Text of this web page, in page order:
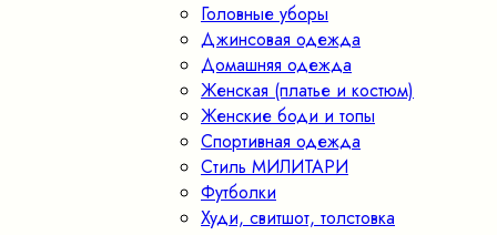
Головные уборы
Джинсовая одежда
Домашняя одежда
Женская (платье и костюм)
Женские боди и топы
Спортивная одежда
Стиль МИЛИТАРИ
Футболки
Худи, свитшот, толстовка